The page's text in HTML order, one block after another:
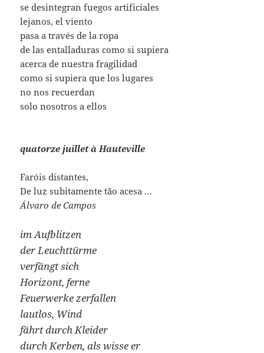
se desintegran fuegos artificiales
lejanos, el viento
pasa a través de la ropa
de las entalladuras como si supiera
acerca de nuestra fragilidad
como si supiera que los lugares
no nos recuerdan
solo nosotros a ellos
quatorze juillet à Hauteville
Faróis distantes,
De luz subitamente tão acesa …
Álvaro de Campos
im Aufblitzen
der Leuchttürme
verfängt sich
Horizont, ferne
Feuerwerke zerfallen
lautlos, Wind
fährt durch Kleider
durch Kerben, als wisse er